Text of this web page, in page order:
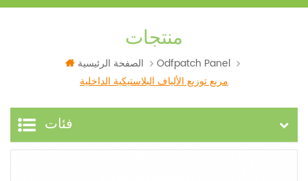
منتجات
الصفحة الرئيسية
Odfpatch Panel
مربع توزيع الألياف البلاستيكية الداخلية
فئات